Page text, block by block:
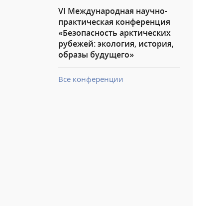
VI Международная научно-
практическая конференция
«Безопасность арктических
рубежей: экология, история,
образы будущего»
Все конференции